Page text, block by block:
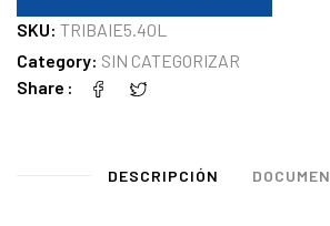
SKU: TRIBAIE5.40L
Category: SIN CATEGORIZAR
Share
DESCRIPCIÓN